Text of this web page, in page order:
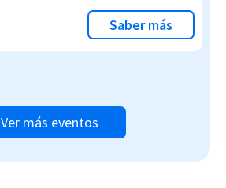
Saber más
Ver más eventos